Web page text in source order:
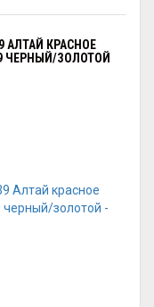
АЛТАЙ КРАСНОЕ
ЧЕРНЫЙ/ЗОЛОТОЙ